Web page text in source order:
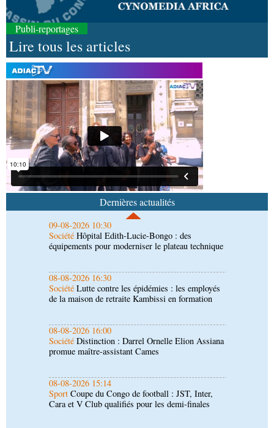
Publi-reportages
Lire tous les articles
Dernières actualités
09-08-2026 10:53
Afrique-MondeAutonomisation des femmes : une
soirée de gala organisée en Angola en faveur de
l’Opdad
09-08-2026 10:38
Art-Culture-Média
Cinéma: le film congolais «
Es’crim» promeut la lutte contre la délinquance
juvénile par le sport
09-08-2026 10:30
Hôpital Edith-Lucie-Bongo : des
équipements pour moderniser le plateau technique
08-08-2026 16:30
Société Lutte contre les épidémies : les employés
de la maison de retraite Kambissi en formation
08-08-2026 16:00
Société Distinction : Darrel Ornelle Elion Assiana
promue maître-assistant Cames
08-08-2026 15:14
SportCoupe du Congo de football : JST, Inter,
Cara et V Club qualifiés pour les demi-finales
08-08-2026 15:00
SociétéSanté publique : Ollombo réceptionne son
hôpital de référence